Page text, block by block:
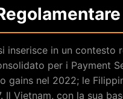
inserisce in un contesto
per i Payment
gains nel 2022; le
Il Vietnam, con la sua